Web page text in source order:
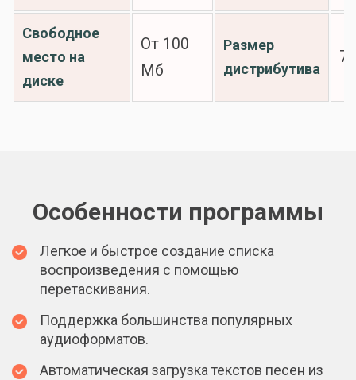
Свободное
место на
диске
От 100
Мб
Размер
дистрибутива
Особенности программы
Легкое и быстрое создание списка
воспроизведения с помощью
перетаскивания.
Поддержка большинства популярных
аудиоформатов.
Автоматическая загрузка текстов песен из